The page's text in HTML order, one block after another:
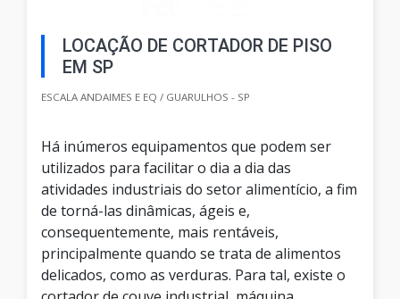
LOCAÇÃO DE CORTADOR DE PISO
EM SP
ESCALA ANDAIMES E EQ / GUARULHOS - SP
Há inúmeros equipamentos que podem ser
utilizados para facilitar o dia a dia das
atividades industriais do setor alimentício, a fim
de torná-las dinâmicas, ágeis e,
consequentemente, mais rentáveis,
principalmente quando se trata de alimentos
delicados, como as verduras. Para tal, existe o